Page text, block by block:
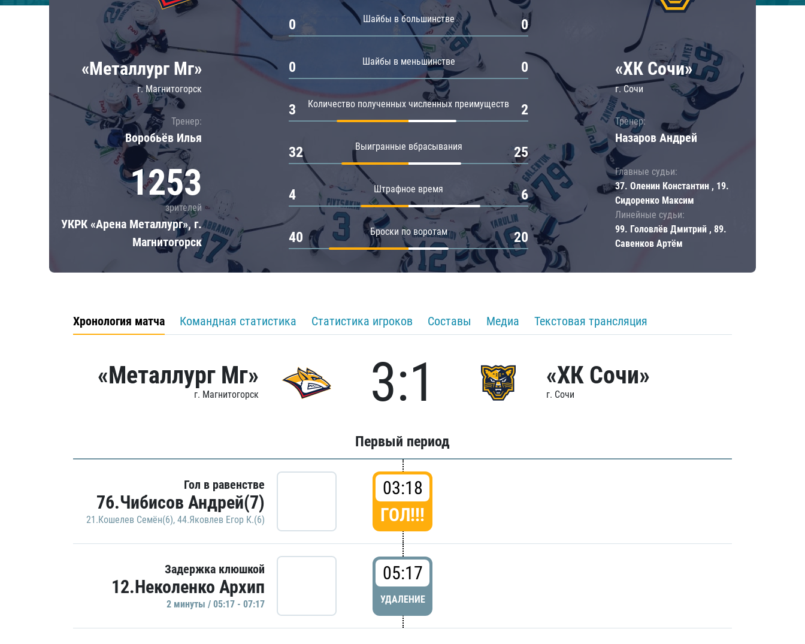
Локомотив
ЦСКА
Шанхайские Драконы
«Металлург Мг»
г. Магнитогорск
Тренер:
Воробьёв Илья
1253
зрителей
УКРК «Арена Металлург», г.
Магнитогорск
Шайбы в большинстве
0 0
Шайбы в меньшинстве
0 0
Количество полученных численных преимуществ
3 2
Выигранные вбрасывания
32 25
Штрафное время
4 6
Броски по воротам
40 20
«ХК Сочи»
г. Сочи
Тренер:
Назаров Андрей
Главные судьи:
37. Оленин Константин , 19.
Сидоренко Максим
Линейные судьи:
99. Головлёв Дмитрий , 89.
Савенков Артём
Хронология матча Командная статистика Статистика игроков Составы Медиа Текстовая трансляция
«Металлург Мг»
г. Магнитогорск 3:1 «ХК Сочи»
г. Сочи
Первый период
Гол в равенстве
76.Чибисов Андрей(7)
21.Кошелев Семён(6), 44.Яковлев Егор К.(6)
03:18
ГОЛ!!!
Задержка клюшкой
12.Неколенко Архип
2 минуты / 05:17 - 07:17
05:17
УДАЛЕНИЕ